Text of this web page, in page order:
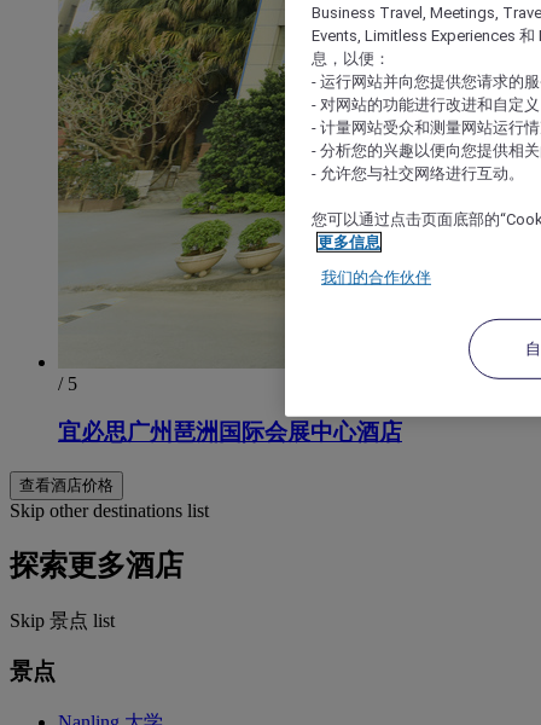
/ 5
宜必思广州琶洲国际会展中心酒店
查看酒店价格
Skip other destinations list
探索更多酒店
Skip 景点 list
景点
Business Travel, Meetings,
Events, Limitless Experiences 和
息，以便：
- 运行网站并向您提供您请求的
- 对网站的功能进行改进和自定义
- 计量网站受众和测量网站运行
- 分析您的兴趣以便向您提供相
- 允许您与社交网络进行互动。
您可以通过点击页面底部的
更多信息
我们的合作伙伴